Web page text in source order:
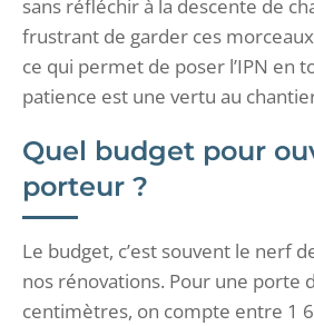
sans réfléchir à la descente de
frustrant de garder ces
ce qui permet de poser l’IPN en
patience est une vertu au
Quel budget pour
porteur ?
Le budget, c’est souvent le nerf
nos rénovations. Pour une porte
centimètres, on compte entre 1